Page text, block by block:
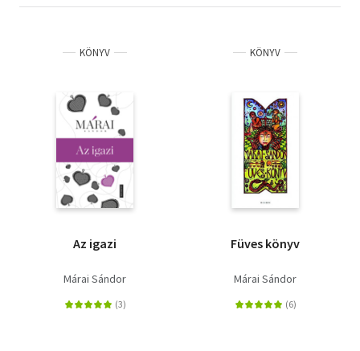
KÖNYV
Az igazi
Márai Sándor
KÖNYV
Füves könyv
Márai Sándor